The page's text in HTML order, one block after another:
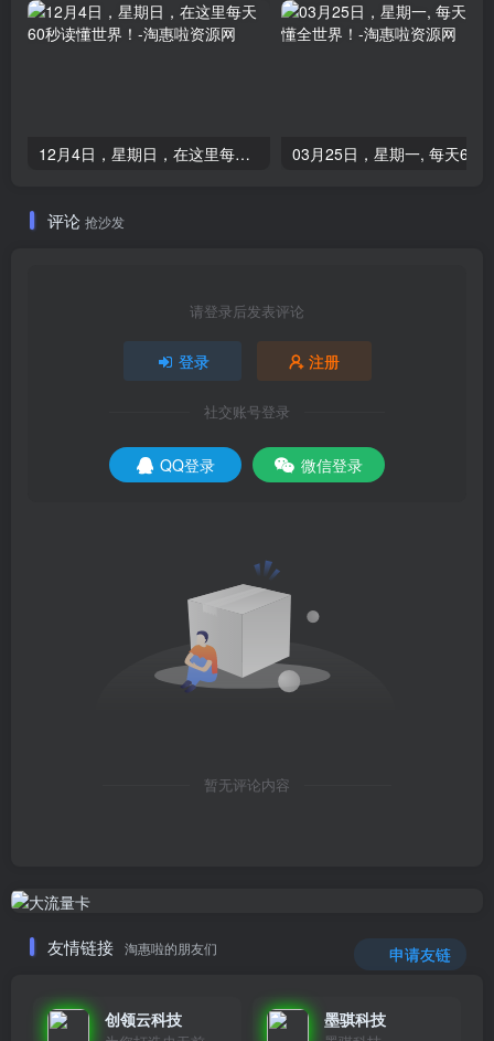
12月4日，星期日，在这里每天60秒读懂世界！
评论 抢沙发
请登录后发表评论
登录 注册
社交账号登录
QQ登录 微信登录
暂无评论内容
友情链接 淘惠啦的朋友们 申请友链
创领云科技 墨骐科技